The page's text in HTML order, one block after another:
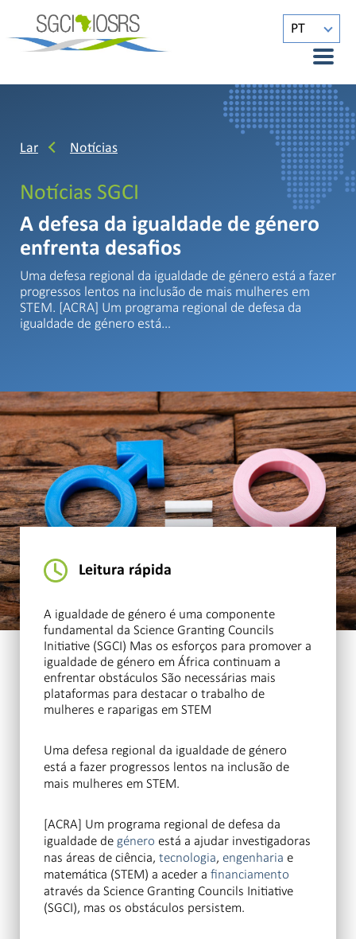
PT
Lar Notícias
Notícias SGCI
A defesa da igualdade de género
enfrenta desafios
Uma defesa regional da igualdade de género está a fazer
progressos lentos na inclusão de mais mulheres em
STEM. [ACRA] Um programa regional de defesa da
igualdade de género está…
Leitura rápida
A igualdade de género é uma componente
fundamental da Science Granting Councils
Initiative (SGCI) Mas os esforços para promover a
igualdade de género em África continuam a
enfrentar obstáculos São necessárias mais
plataformas para destacar o trabalho de
mulheres e raparigas em STEM
Uma defesa regional da igualdade de género
está a fazer progressos lentos na inclusão de
mais mulheres em STEM.
[ACRA] Um programa regional de defesa da
igualdade de género está a ajudar investigadoras
nas áreas de ciência, tecnologia, engenharia e
matemática (STEM) a aceder a financiamento
através da Science Granting Councils Initiative
(SGCI), mas os obstáculos persistem.